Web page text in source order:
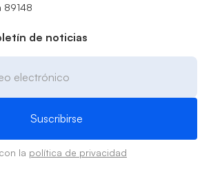
89148
de noticias
la política de privacidad